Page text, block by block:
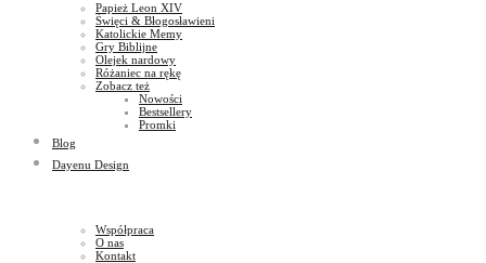
Papież Leon XIV
Święci & Błogosławieni
Katolickie Memy
Gry Biblijne
Olejek nardowy
Różaniec na rękę
Zobacz też
Nowości
Bestsellery
Promki
Blog
Dayenu Design
Współpraca
O nas
Kontakt